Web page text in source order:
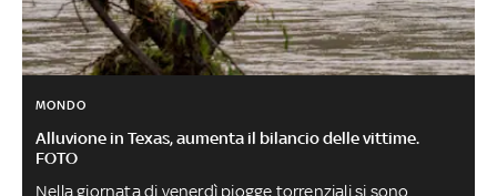
MONDO
Alluvione in Texas, aumenta il bilancio delle vittime.
FOTO
Nella giornata di venerdì piogge torrenziali si sono